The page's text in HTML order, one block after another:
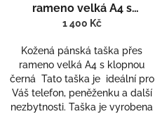
rameno velká A4 s
klopnou černá 803-2
1 400 Kč
Kožená pánská taška přes
rameno velká A4 s klopnou
černá Tato taška je ideální pro
Váš telefon, peněženku a další
nezbytnosti. Taška je vyrobena